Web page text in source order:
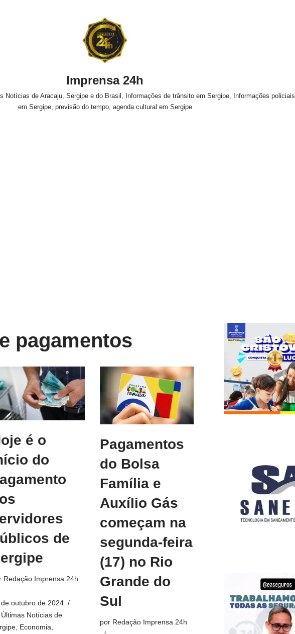
Imprensa 24h
Notícias de Aracaju, Sergipe e do Brasil, Informações de trânsito em Sergipe, Informações policiais
em Sergipe, previsão do tempo, agenda cultural em Sergipe
pagamentos
é o
do
de
Redação Imprensa 24h
de outubro de 2024
Notícias de
Economia
Pagamentos
do Bolsa
Família e
Auxílio Gás
começam na
segunda-feira
(17) no Rio
Grande do
Sul
por Redação Imprensa 24h